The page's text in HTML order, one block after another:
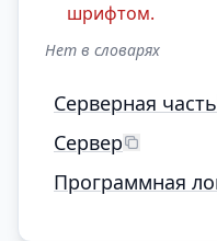
шрифтом.
Нет в словарях
Серверная часть
Сервер
Программная